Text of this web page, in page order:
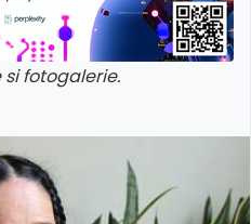
fotogalerie.